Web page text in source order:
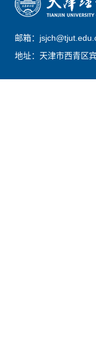
邮箱：
地址：天津市西青区